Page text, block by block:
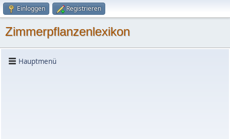
Einloggen Registrieren
Zimmerpflanzenlexikon
Hauptmenü